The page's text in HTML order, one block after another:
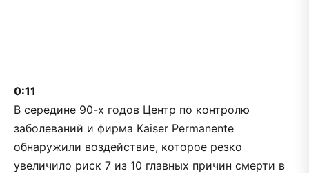
0:11
В середине 90-х годов Центр по контролю
заболеваний и фирма Kaiser Permanente
обнаружили воздействие, которое резко
увеличило риск 7 из 10 главных причин смерти в